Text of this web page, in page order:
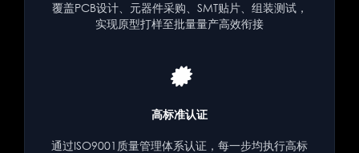
覆盖PCB设计、元器件采购、SMT贴片、组装测试，
实现原型打样至批量量产高效衔接
高标准认证
通过ISO9001质量管理体系认证，每一步均执行高标